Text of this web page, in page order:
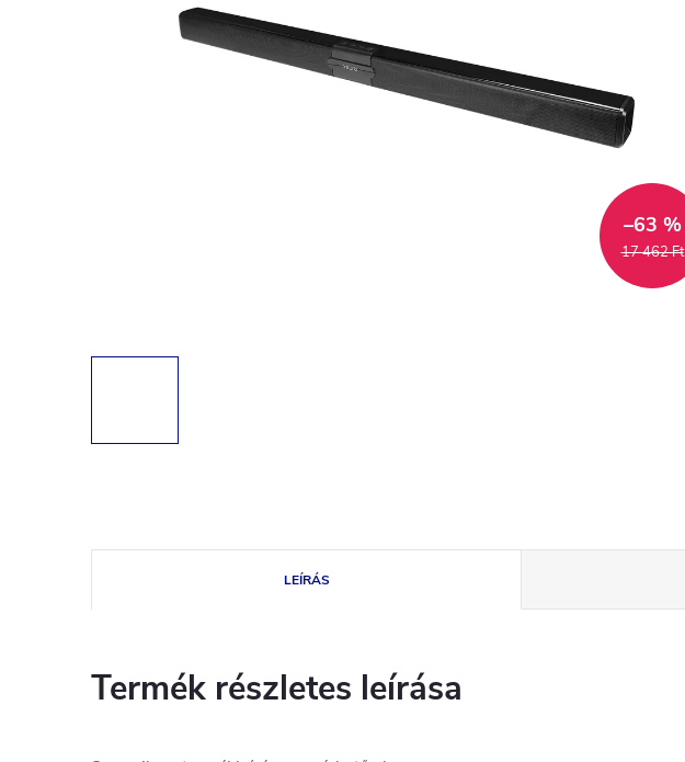
17 462 Ft
–63 %
LEÍRÁS
Termék részletes leírása